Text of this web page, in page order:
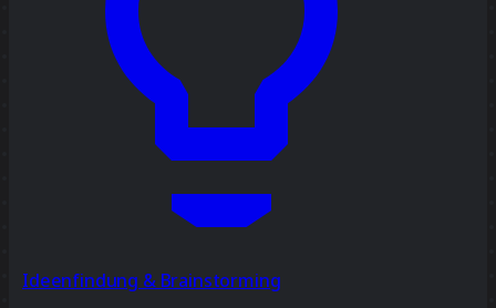
Ideenfindung & Brainstorming